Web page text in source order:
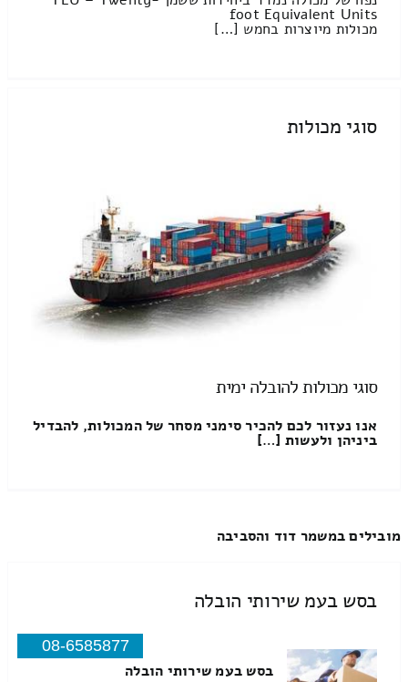
foot Equivalent Units
מכולות מיוצרות בחמש […]
סוגי מכולות
סוגי מכולות להובלה ימית
אנו נעזור לכם להכיר סימני מסחר של המכולות, להבדיל
ביניהן ולעשות […]
מובילים במשמר דוד והסביבה
בסש בעמ שירותי הובלה
08-6585877
בסש בעמ שירותי הובלה